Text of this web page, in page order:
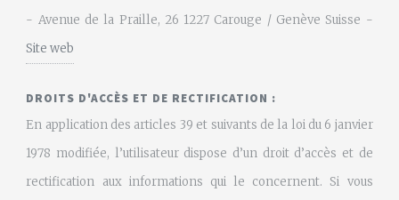
- Avenue de la Praille, 26 1227 Carouge / Genève Suisse -
Site web
DROITS D'ACCÈS ET DE RECTIFICATION :
En application des articles 39 et suivants de la loi du 6 janvier
1978 modifiée, l’utilisateur dispose d’un droit d’accès et de
rectification aux informations qui le concernent. Si vous